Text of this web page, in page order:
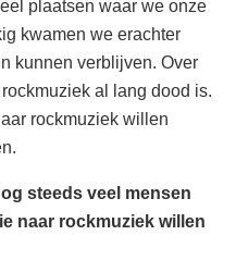
plaatsen waar we onze
kwamen we erachter
kunnen verblijven. Over
al lang dood is.
rockmuziek willen
steeds veel mensen
naar rockmuziek willen